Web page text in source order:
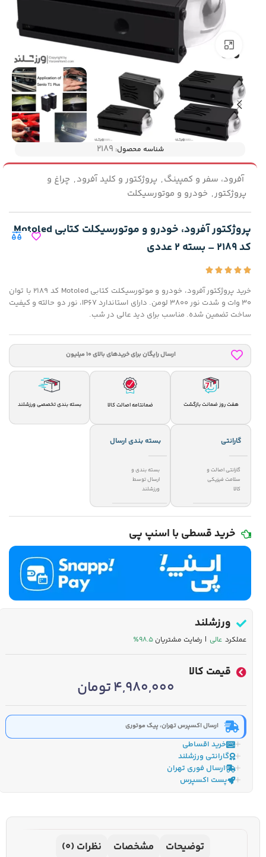
بزرگنمایی تصویر
شناسه محصول: 2189
آفرود، سفر و کمپینگ, پروژکتور و کلید آفرود, چراغ و
پروژکتور, خودرو و موتورسیکلت
پروژکتور آفرود، خودرو و موتورسیکلت کتابی Motoled
کد 2189 – بسته 2 عددی
خرید پروژکتور آفرود، خودرو و موتورسیکلت کتابی Motoled کد 2189 با توان
۳۰ وات و شدت نور ۳۸۰۰ لومن. دارای استاندارد IP67، نور دو حالته و کیفیت
ساخت تضمین شده. مناسب برای دید عالی در شب.
ارسال رایگان برای خریدهای بالای 10 میلیون
هفت روز ضمانت بازگشت ضمانتامه اصالت کالا بسته بندی تخصصی ورزشلند
گارانتی
گارانتی اصالت و
سلامت فیزیکی
کالا
بسته بندی ارسال
بسته بندی و
ارسال توسط
ورزشلند
خرید قسطی با اسنپ پی
ورزشلند
عملکرد عالی | رضایت مشتریان ۹۸.۵٪
قیمت کالا
4,980,000تومان
ارسال اکسپرس تهران، پیک موتوری
خرید اقساطی
گارانتی ورزشلند
ارسال فوری تهران
پست اکسپرس
توضیحات مشخصات نظرات (0)